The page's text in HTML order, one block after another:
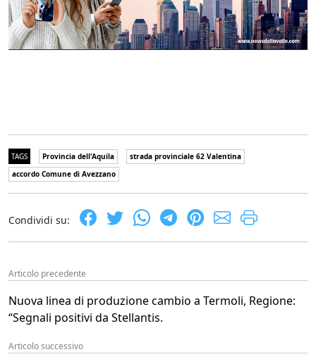
TAGS Provincia dell'Aquila
strada provinciale 62 Valentina
accordo Comune di Avezzano
Condividi su:
Articolo precedente
Nuova linea di produzione cambio a Termoli, Regione:
“Segnali positivi da Stellantis.
Articolo successivo